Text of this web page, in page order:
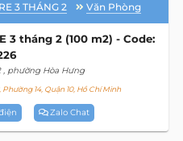
3 THÁNG 2 Văn Phòng
3 tháng 2 (100 m2) - Code:
, phường Hòa Hưng
14, Quận 10, Hồ Chí Minh
Zalo Chat